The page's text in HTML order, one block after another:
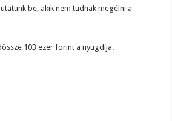
be, akik nem tudnak megélni a
103 ezer forint a nyugdíja.